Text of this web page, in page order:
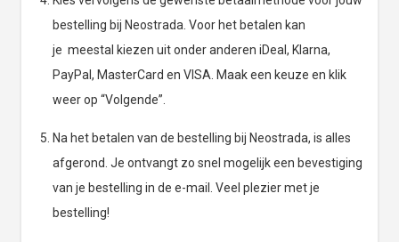
bestelling bij Neostrada. Voor het betalen kan
je meestal kiezen uit onder anderen iDeal, Klarna,
PayPal, MasterCard en VISA. Maak een keuze en klik
weer op “Volgende”.
Na het betalen van de bestelling bij Neostrada, is alles
afgerond. Je ontvangt zo snel mogelijk een bevestiging
van je bestelling in de e-mail. Veel plezier met je
bestelling!